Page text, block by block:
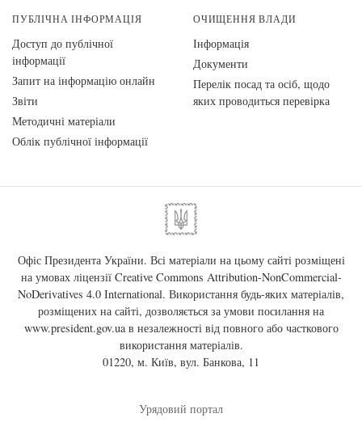
ПУБЛІЧНА ІНФОРМАЦІЯ
Доступ до публічної
інформації
Запит на інформацію онлайн
Звіти
Методичні матеріали
Облік публічної інформації
ОЧИЩЕННЯ ВЛАДИ
Інформація
Документи
Перелік посад та осіб, щодо
яких проводиться перевірка
Офіс Президента України. Всі матеріали на цьому сайті розміщені
на умовах ліцензії Creative Commons Attribution-NonCommercial-
NoDerivatives 4.0 International. Використання будь-яких матеріалів,
розміщених на сайті, дозволяється за умови посилання на
www.president.gov.uaв незалежності від повного або часткового
використання матеріалів.
01220, м. Київ, вул. Банкова, 11
Урядовий портал